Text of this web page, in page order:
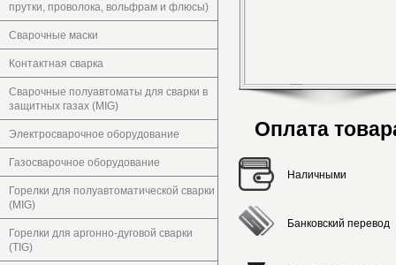
прутки, проволока, вольфрам и флюсы)
Сварочные маски
Контактная сварка
Сварочные полуавтоматы для сварки в
защитных газах (MIG)
Электросварочное оборудование
Газосварочное оборудование
Горелки для полуавтоматической сварки
(MIG)
Горелки для аргонно-дуговой сварки
(TIG)
Оплата
Наличными
Банковский перевод